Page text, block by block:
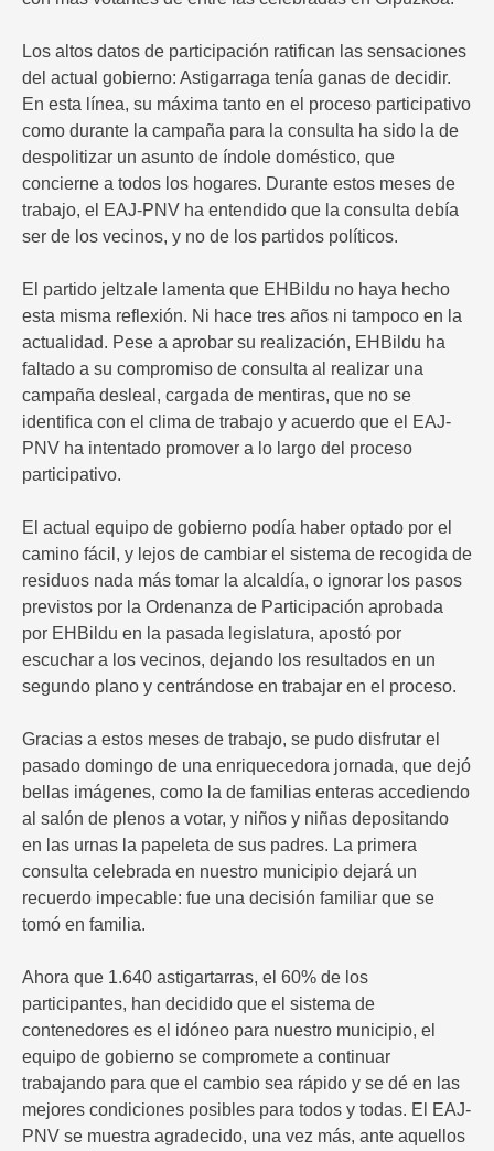
Los altos datos de participación ratifican las sensaciones
del actual gobierno: Astigarraga tenía ganas de decidir.
En esta línea, su máxima tanto en el proceso participativo
como durante la campaña para la consulta ha sido la de
despolitizar un asunto de índole doméstico, que
concierne a todos los hogares. Durante estos meses de
trabajo, el EAJ-PNV ha entendido que la consulta debía
ser de los vecinos, y no de los partidos políticos.
El partido jeltzale lamenta que EHBildu no haya hecho
esta misma reflexión. Ni hace tres años ni tampoco en la
actualidad. Pese a aprobar su realización, EHBildu ha
faltado a su compromiso de consulta al realizar una
campaña desleal, cargada de mentiras, que no se
identifica con el clima de trabajo y acuerdo que el EAJ-
PNV ha intentado promover a lo largo del proceso
participativo.
El actual equipo de gobierno podía haber optado por el
camino fácil, y lejos de cambiar el sistema de recogida de
residuos nada más tomar la alcaldía, o ignorar los pasos
previstos por la Ordenanza de Participación aprobada
por EHBildu en la pasada legislatura, apostó por
escuchar a los vecinos, dejando los resultados en un
segundo plano y centrándose en trabajar en el proceso.
Gracias a estos meses de trabajo, se pudo disfrutar el
pasado domingo de una enriquecedora jornada, que dejó
bellas imágenes, como la de familias enteras accediendo
al salón de plenos a votar, y niños y niñas depositando
en las urnas la papeleta de sus padres. La primera
consulta celebrada en nuestro municipio dejará un
recuerdo impecable: fue una decisión familiar que se
tomó en familia.
Ahora que 1.640 astigartarras, el 60% de los
participantes, han decidido que el sistema de
contenedores es el idóneo para nuestro municipio, el
equipo de gobierno se compromete a continuar
trabajando para que el cambio sea rápido y se dé en las
mejores condiciones posibles para todos y todas. El EAJ-
PNV se muestra agradecido, una vez más, ante aquellos